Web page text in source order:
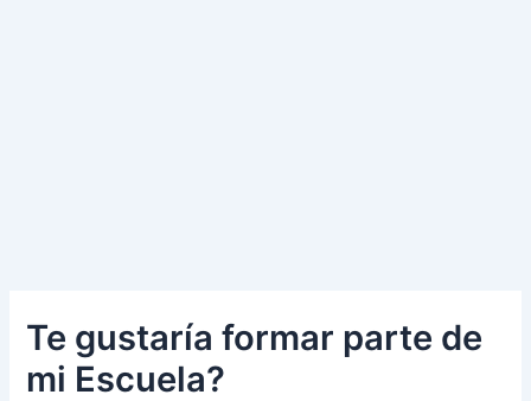
Te gustaría formar parte de
mi Escuela?